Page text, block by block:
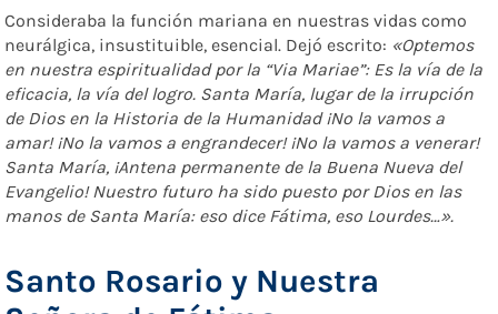
Consideraba la función mariana en nuestras vidas como
neurálgica, insustituible, esencial. Dejó escrito: «Optemos
en nuestra espiritualidad por la “Via Mariae”: Es la vía de la
eficacia, la vía del logro. Santa María, lugar de la irrupción
de Dios en la Historia de la Humanidad ¡No la vamos a
amar! ¡No la vamos a engrandecer! ¡No la vamos a venerar!
Santa María, ¡Antena permanente de la Buena Nueva del
Evangelio! Nuestro futuro ha sido puesto por Dios en las
manos de Santa María: eso dice Fátima, eso Lourdes…».
Santo Rosario y Nuestra